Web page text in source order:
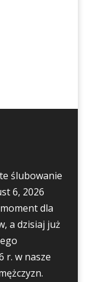
ślubowanie
6, 2026
dla
a dzisiaj już
r. w nasze